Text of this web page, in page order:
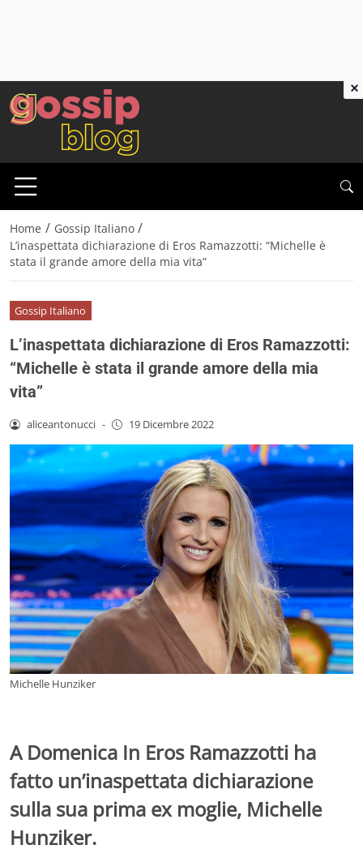
Home / Gossip Italiano /
L’inaspettata dichiarazione di Eros Ramazzotti: “Michelle è
stata il grande amore della mia vita”
Gossip Italiano
L’inaspettata dichiarazione di Eros Ramazzotti:
“Michelle è stata il grande amore della mia
vita”
aliceantonucci - 19 Dicembre 2022
Michelle Hunziker
A Domenica In Eros Ramazzotti ha
fatto un’inaspettata dichiarazione
sulla sua prima ex moglie, Michelle
Hunziker.
×